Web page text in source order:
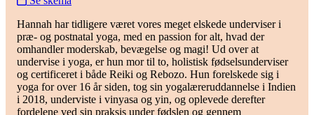
Hannah har tidligere været vores meget elskede underviser i
præ- og postnatal yoga, med en passion for alt, hvad der
omhandler moderskab, bevægelse og magi! Ud over at
undervise i yoga, er hun mor til to, holistisk fødselsunderviser
og certificeret i både Reiki og Rebozo. Hun forelskede sig i
yoga for over 16 år siden, tog sin yogalæreruddannelse i Indien
i 2018, underviste i vinyasa og yin, og oplevede derefter
fordelene ved sin praksis under fødslen og gennem